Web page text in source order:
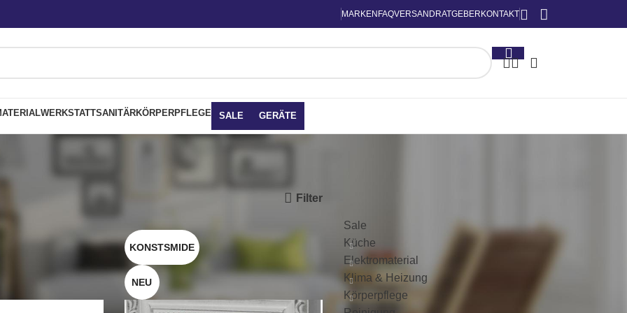
MARKEN FAQVERSAND RATGEBER KONTAKT
WERKSTATTSANITÄRKÖRPERPFLEGE SALE GERÄTE
Filter
KONSTSMIDE
NEU
Sale
Küche
Elektromaterial
Klima & Heizung
Körperpflege